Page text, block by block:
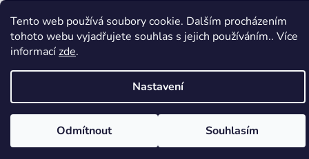
Tento web používá soubory cookie. Dalším procházením
tohoto webu vyjadřujete souhlas s jejich používáním.. Více
informacízde.
Nastavení
Odmítnout Souhlasím
Vytvořil Shoptet